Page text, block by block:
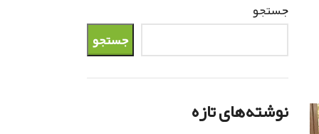
جستجو
جستجو
نوشته‌های تازه